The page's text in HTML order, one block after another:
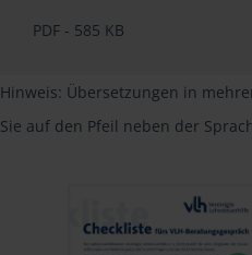
PDF - 585 KB
Hinweis: Übersetzungen in
Sie auf den Pfeil neben der